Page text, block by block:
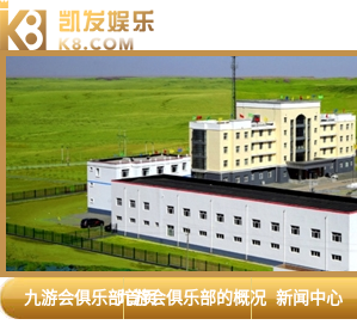
九游会俱乐部首页九游会俱乐部的概况 新闻中心